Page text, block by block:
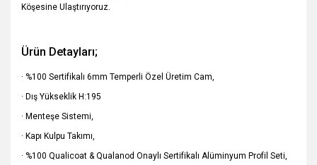
Köşesine Ulaştırıyoruz.
Ürün Detayları;
· %100 Sertifikalı 6mm Temperli Özel Üretim Cam,
· Dış Yükseklik H:195
· Menteşe Sistemi,
· Kapı Kulpu Takımı,
· %100 Qualicoat & Qualanod Onaylı Sertifikalı Alüminyum Profil Seti,